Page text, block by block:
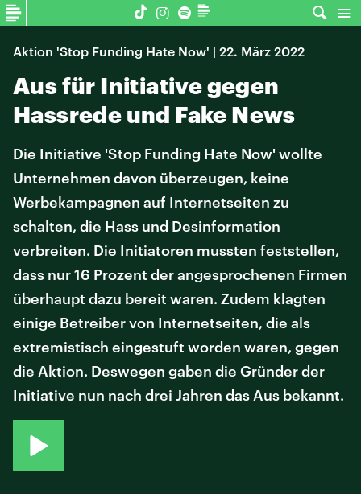
Aktion 'Stop Funding Hate Now' | 22. März 2022
Aus für Initiative gegen
Hassrede und Fake News
Die Initiative 'Stop Funding Hate Now' wollte
Unternehmen davon überzeugen, keine
Werbekampagnen auf Internetseiten zu
schalten, die Hass und Desinformation
verbreiten. Die Initiatoren mussten feststellen,
dass nur 16 Prozent der angesprochenen Firmen
überhaupt dazu bereit waren. Zudem klagten
einige Betreiber von Internetseiten, die als
extremistisch eingestuft worden waren, gegen
die Aktion. Deswegen gaben die Gründer der
Initiative nun nach drei Jahren das Aus bekannt.